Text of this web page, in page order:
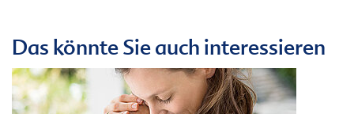
Das könnte Sie auch interessieren